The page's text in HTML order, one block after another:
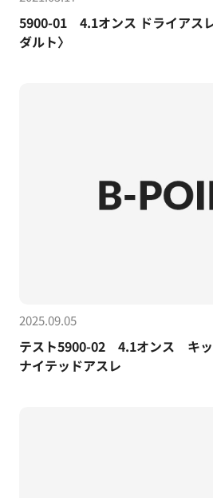
5900-01 4.1オンス ドライアス
ダルト〉
2025.09.05
テスト5900-02 4.1オンス
ナイテッドアスレ